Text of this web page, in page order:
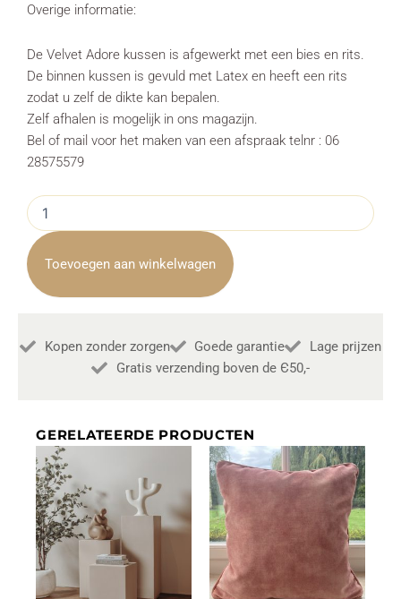
Overige informatie:
De Velvet Adore kussen is afgewerkt met een bies en rits.
De binnen kussen is gevuld met Latex en heeft een rits
zodat u zelf de dikte kan bepalen.
Zelf afhalen is mogelijk in ons magazijn.
Bel of mail voor het maken van een afspraak telnr : 06
28575579
Kussen
Velvet
Adore
Gold
Vierkant
40x40cm
Toevoegen aan winkelwagen
Kopen zonder zorgen Goede garantie
Lage prijzen
Gratis verzending boven de Є50,-
GERELATEERDE PRODUCTEN